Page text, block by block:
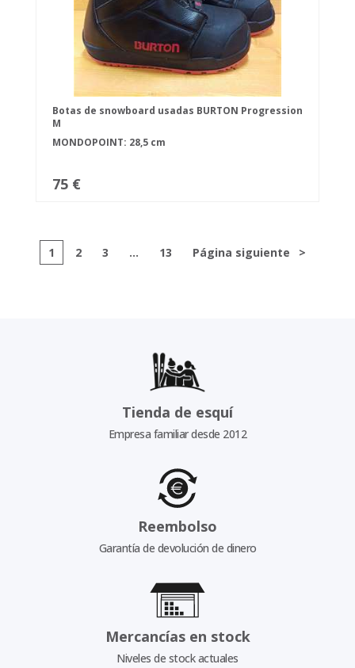
Botas de snowboard usadas BURTON Progression
M
MONDOPOINT: 28,5 cm
75 €
1 2 3 ... 13 Página siguiente >
Tienda de esquí
Empresa familiar desde 2012
Reembolso
Garantía de devolución de dinero
Mercancías en stock
Niveles de stock actuales